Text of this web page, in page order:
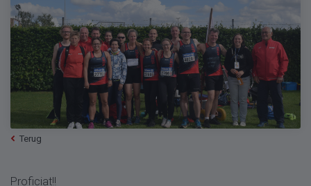
Terug
Proficiat!!